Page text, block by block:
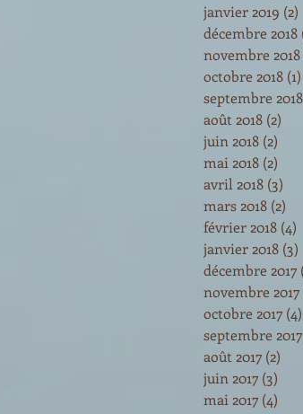
janvier 2019 (2)
décembre 2018
novembre 2018
octobre 2018 (1)
septembre 2018
août 2018 (2)
juin 2018 (2)
mai 2018 (2)
avril 2018 (3)
mars 2018 (2)
février 2018 (4)
janvier 2018 (3)
décembre 2017
novembre 2017
octobre 2017 (4)
septembre 2017
août 2017 (2)
juin 2017 (3)
mai 2017 (4)